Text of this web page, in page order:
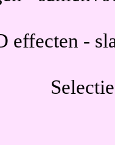
effecten -